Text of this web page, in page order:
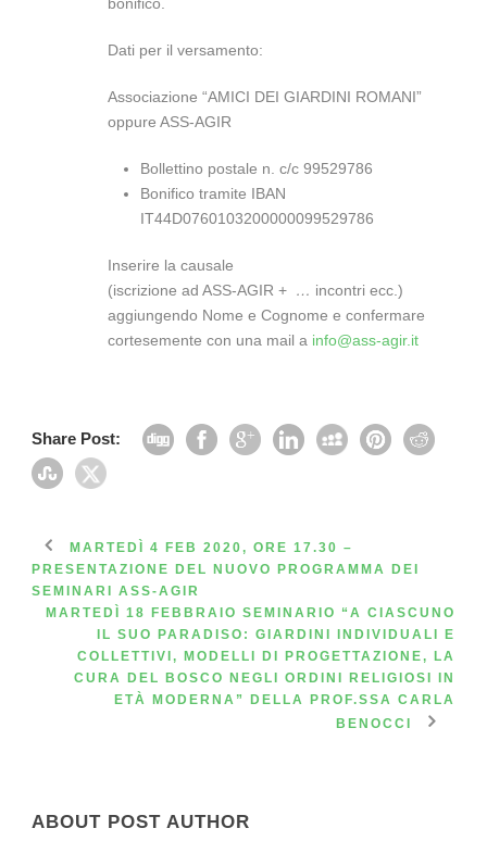
Dati per il versamento:
Associazione “AMICI DEI GIARDINI ROMANI”
oppure ASS-AGIR
Bollettino postale n. c/c 99529786
Bonifico tramite IBAN
IT44D0760103200000099529786
Inserire la causale
(iscrizione ad ASS-AGIR + … incontri ecc.)
aggiungendo Nome e Cognome e confermare
cortesemente con una mail a info@ass-agir.it
Share Post:
MARTEDÌ 4 FEB 2020, ORE 17.30 –
PRESENTAZIONE DEL NUOVO PROGRAMMA DEI
SEMINARI ASS-AGIR
MARTEDÌ 18 FEBBRAIO SEMINARIO “A CIASCUNO
IL SUO PARADISO: GIARDINI INDIVIDUALI E
COLLETTIVI, MODELLI DI PROGETTAZIONE, LA
CURA DEL BOSCO NEGLI ORDINI RELIGIOSI IN
ETÀ MODERNA” DELLA PROF.SSA CARLA
BENOCCI
ABOUT POST AUTHOR